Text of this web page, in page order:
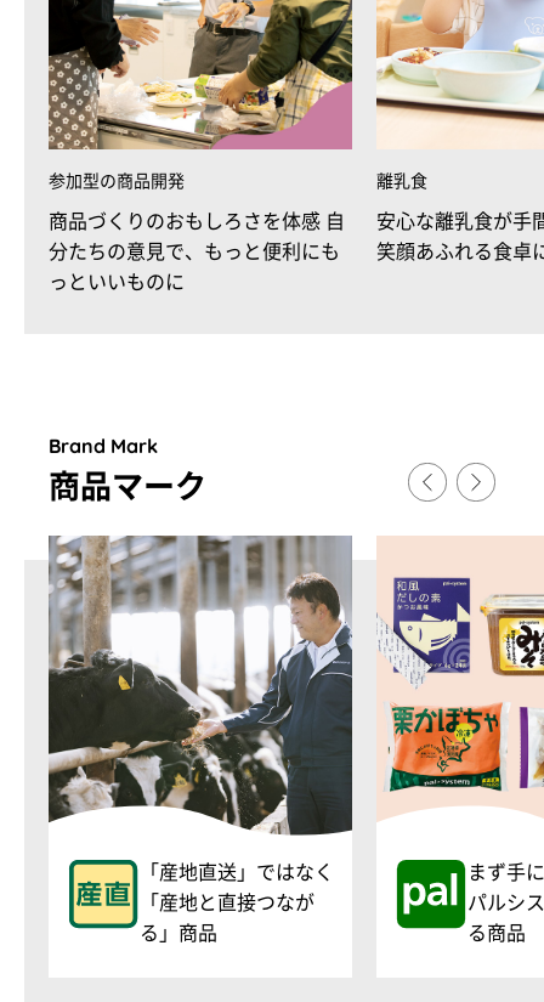
参加型の商品開発
商品づくりのおもしろさを体感 自
分たちの意見で、もっと便利にも
っといいものに
離乳食
安心な離乳食が手
笑顔あふれる食卓
Brand Mark
商品マーク
「産地直送」ではなく
「産地と直接つなが
る」商品
まず手
パルシ
る商品